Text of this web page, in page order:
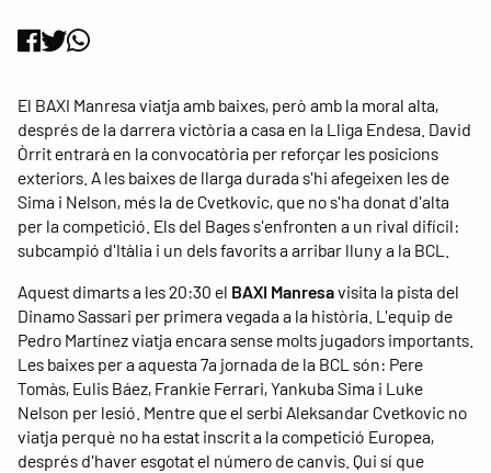
El BAXI Manresa viatja amb baixes, però amb la moral alta,
després de la darrera victòria a casa en la Lliga Endesa. David
Òrrit entrarà en la convocatòria per reforçar les posicions
exteriors. A les baixes de llarga durada s'hi afegeixen les de
Sima i Nelson, més la de Cvetkovic, que no s'ha donat d'alta
per la competició. Els del Bages s'enfronten a un rival difícil:
subcampió d'Itàlia i un dels favorits a arribar lluny a la BCL.
Aquest dimarts a les 20:30 el BAXI Manresavisita la pista del
Dinamo Sassari per primera vegada a la història. L'equip de
Pedro Martínez viatja encara sense molts jugadors importants.
Les baixes per a aquesta 7a jornada de la BCL són: Pere
Tomàs, Eulis Báez, Frankie Ferrari, Yankuba Sima i Luke
Nelson per lesió. Mentre que el serbi Aleksandar Cvetkovic no
viatja perquè no ha estat inscrit a la competició Europea,
després d'haver esgotat el número de canvis. Qui sí que